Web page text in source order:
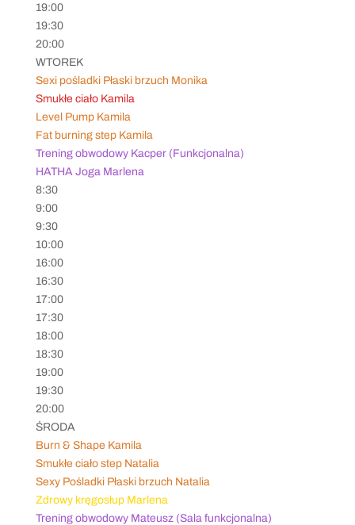
19:00
19:30
20:00
WTOREK
Sexi pośladki Płaski brzuch Monika
Smukłe ciało Kamila
Level Pump Kamila
Fat burning step Kamila
Trening obwodowy Kacper (Funkcjonalna)
HATHA Joga Marlena
8:30
9:00
9:30
10:00
16:00
16:30
17:00
17:30
18:00
18:30
19:00
19:30
20:00
ŚRODA
Burn & Shape Kamila
Smukłe ciało step Natalia
Sexy Pośladki Płaski brzuch Natalia
Zdrowy kręgosłup Marlena
Trening obwodowy Mateusz (Sala funkcjonalna)